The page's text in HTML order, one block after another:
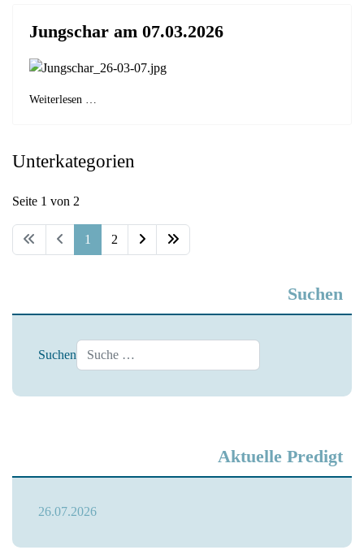
Jungschar am 07.03.2026
Weiterlesen …
Unterkategorien
Seite 1 von 2
1 2
Suchen
Suchen
Aktuelle Predigt
26.07.2026